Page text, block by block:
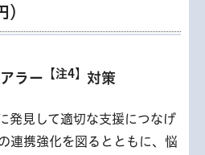
ラー 【注4】 対策
発見して適切な支援につなげ
連携強化を図るとともに、悩